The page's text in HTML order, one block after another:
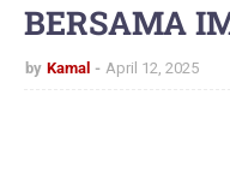
BERSAMA
by Kamal April 12, 2025